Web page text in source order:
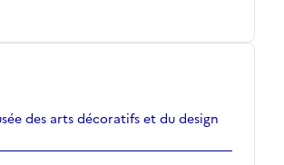
des arts décoratifs et du design